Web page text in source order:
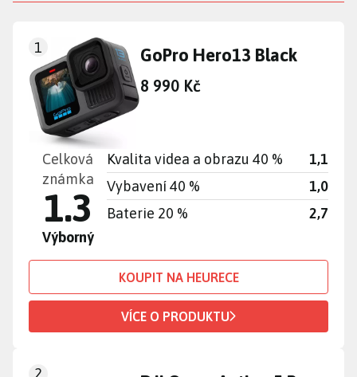
1 GoPro Hero13 Black
8 990 Kč
Kvalita videa a obrazu 40 %
1,1
Vybavení 40 %
1,0
Baterie 20 %
2,7
Celková
známka
1.3
Výborný
KOUPIT NA HEURECE
VÍCE O PRODUKTU
2